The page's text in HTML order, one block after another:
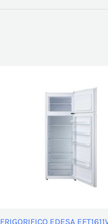
FRIGORIFICO EDESA